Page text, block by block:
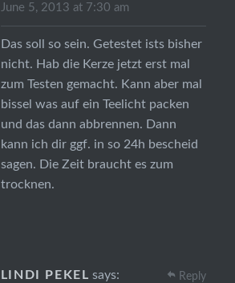
June 5, 2013 at 7:30 am
Das soll so sein. Getestet ists bisher
nicht. Hab die Kerze jetzt erst mal
zum Testen gemacht. Kann aber mal
bissel was auf ein Teelicht packen
und das dann abbrennen. Dann
kann ich dir ggf. in so 24h bescheid
sagen. Die Zeit braucht es zum
trocknen.
LINDI PEKEL says: Reply